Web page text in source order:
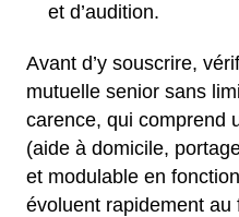
et d’audition.
Avant d’y souscrire,
mutuelle senior sans
carence, qui comprend
(aide à domicile,
et modulable en
évoluent rapidement au